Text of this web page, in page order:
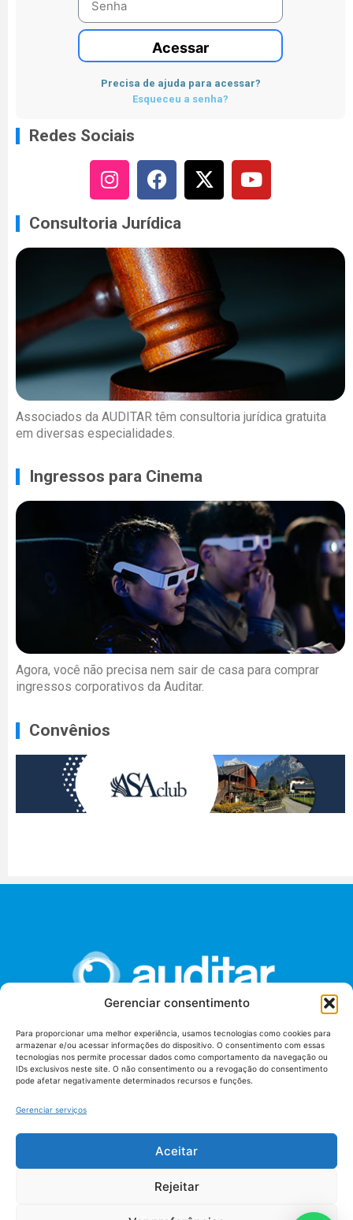
Gerenciar consentimento
Para proporcionar uma melhor experiência, usamos tecnologias como cookies para
armazenar e/ou acessar informações do dispositivo. O consentimento com essas
tecnologias nos permite processar dados como comportamento da navegação ou
IDs exclusivos neste site. O não consentimento ou a revogação do consentimento
pode afetar negativamente determinados recursos e funções.
Gerenciar serviços
Aceitar
Rejeitar
Acessar
Precisa de ajuda para acessar?
Esqueceu a senha?
Redes Sociais
Consultoria Jurídica
Associados da AUDITAR têm consultoria jurídica gratuita
em diversas especialidades.
Ingressos para Cinema
Agora, você não precisa nem sair de casa para comprar
ingressos corporativos da Auditar.
Convênios
União dos Auditores Federais de Controle Externo -
AUDITAR
Setor de Administração Federal Sul (SAF/Sul), Qd. 04, Lt. 01
Tribunal de Contas da União (TCU), Subsolo, Sala S04
Telefone: (61)3527-7292
Termos de uso